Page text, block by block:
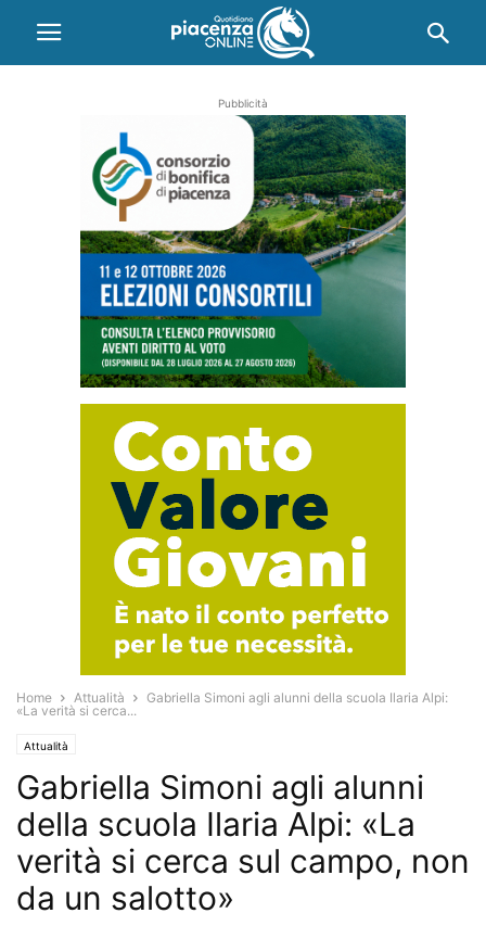
Pubblicità
Home Attualità
Gabriella Simoni agli alunni della scuola Ilaria Alpi:
«La verità si cerca...
Attualità
Gabriella Simoni agli alunni
della scuola Ilaria Alpi: «La
verità si cerca sul campo, non
da un salotto»